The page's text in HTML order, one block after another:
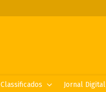
Classificados Jornal Digital